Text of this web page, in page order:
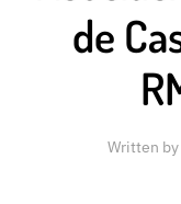
de
Written by